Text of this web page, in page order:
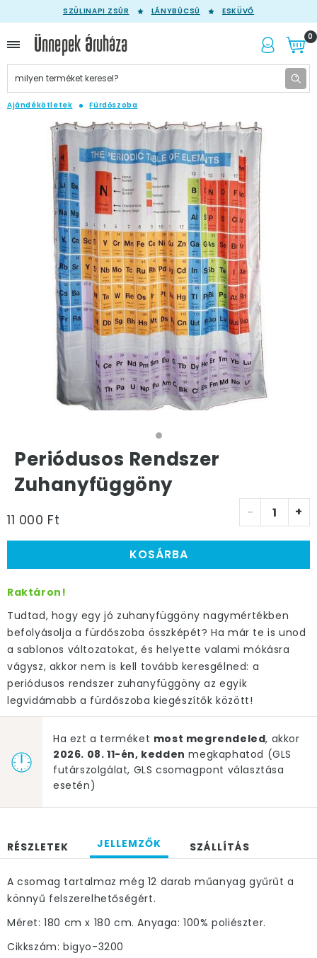
SZÜLINAPI ZSÚR LÁNYBÚCSÚ ESKÜVŐ
0
Ajándékötletek Fürdőszoba
Periódusos Rendszer
Zuhanyfüggöny
11 000 Ft - +
KOSÁRBA
Raktáron!
Tudtad, hogy egy jó zuhanyfüggöny nagymértékben
befolyásolja a fürdőszoba összképét? Ha már te is unod
a sablonos változatokat, és helyette valami mókásra
vágysz, akkor nem is kell tovább keresgélned: a
periódusos rendszer zuhanyfüggöny az egyik
legvidámabb a fürdőszoba kiegészítők között!
Ha ezt a terméket most megrendeled, akkor
2026. 08. 11-én, kedden megkaphatod (GLS
futárszolgálat, GLS csomagpont választása
esetén)
RÉSZLETEK JELLEMZŐK SZÁLLÍTÁS
A csomag tartalmaz még 12 darab műanyag gyűrűt a
könnyű felszerelhetőségért.
Méret: 180 cm x 180 cm. Anyaga: 100% poliészter.
Cikkszám: bigyo-3200